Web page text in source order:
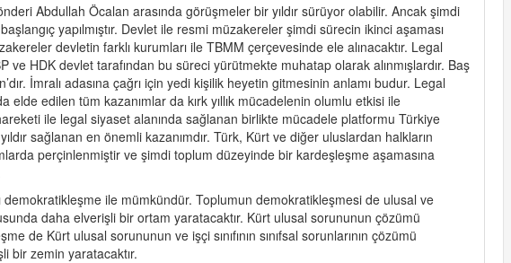
Abdullah Öcalan arasında görüşmeler bir yıldır sürüyor olabilir. Ancak şimdi
yapılmıştır. Devlet ile resmi müzakereler şimdi sürecin ikinci aşaması
devletin farklı kurumları ile TBMM çerçevesinde ele alınacaktır. Legal
ve HDK devlet tarafından bu süreci yürütmekte muhatap olarak alınmışlardır. Baş
İmralı adasına çağrı için yedi kişilik heyetin gitmesinin anlamı budur. Legal
edilen tüm kazanımlar da kırk yıllık mücadelenin olumlu etkisi ile
ile legal siyaset alanında sağlanan birlikte mücadele platformu Türkiye
sağlanan en önemli kazanımdır. Türk, Kürt ve diğer uluslardan halkların
perçinlenmiştir ve şimdi toplum düzeyinde bir kardeşleşme aşamasına
demokratikleşme ile mümkündür. Toplumun demokratikleşmesi de ulusal ve
daha elverişli bir ortam yaratacaktır. Kürt ulusal sorununun çözümü
de Kürt ulusal sorununun ve işçi sınıfının sınıfsal sorunlarının çözümü
bir zemin yaratacaktır.